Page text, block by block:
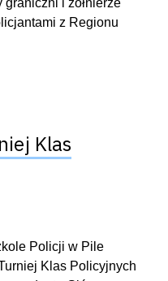
z Regionu
Klas
Policji w Pile
Klas Policyjnych